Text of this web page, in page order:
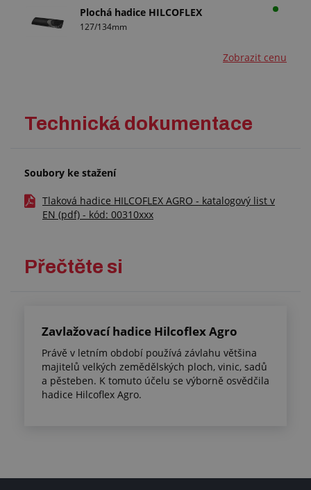
Plochá hadice HILCOFLEX
127/134mm
Zobrazit cenu
Technická dokumentace
Soubory ke stažení
Tlaková hadice HILCOFLEX AGRO - katalogový list v
EN (pdf) - kód: 00310xxx
Přečtěte si
Zavlažovací hadice Hilcoflex Agro
Právě v letním období používá závlahu většina
majitelů velkých zemědělských ploch, vinic, sadů
a pěsteben. K tomuto účelu se výborně osvědčila
hadice Hilcoflex Agro.